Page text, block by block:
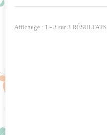
Affichage : 1 - 3 sur 3 RÉSULTATS